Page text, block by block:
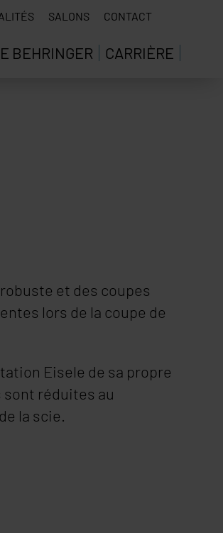
SALONS CONTACT
BEHRINGER CARRIÈRE
et des coupes
lors de la coupe de
Eisele de sa propre
réduites au
la scie.